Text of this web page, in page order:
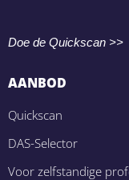
Doe de Quickscan >>
AANBOD
Quickscan
DAS-Selector
Voor zelfstandige